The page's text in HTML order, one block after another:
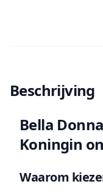
Beschrijving
Bella
Koningin
Waarom